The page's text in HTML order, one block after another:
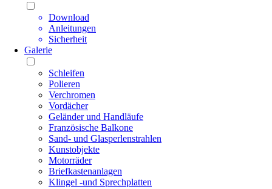
Download
Anleitungen
Sicherheit
Galerie
Schleifen
Polieren
Verchromen
Vordächer
Geländer und Handläufe
Französische Balkone
Sand- und Glasperlenstrahlen
Kunstobjekte
Motorräder
Briefkastenanlagen
Klingel -und Sprechplatten